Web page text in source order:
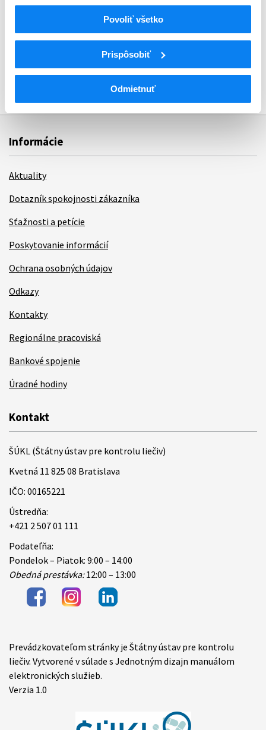
Povoliť všetko
Prispôsobiť
Odmietnuť
Oddelenie distribúcie a lekárenstva
Informácie
Aktuality
Dotazník spokojnosti zákazníka
Sťažnosti a petície
Poskytovanie informácií
Ochrana osobných údajov
Odkazy
Kontakty
Regionálne pracoviská
Bankové spojenie
Úradné hodiny
Kontakt
ŠÚKL (Štátny ústav pre kontrolu liečiv)
Kvetná 11 825 08 Bratislava
IČO: 00165221
Ústredňa:
+421 2 507 01 111
Podateľňa:
Pondelok – Piatok: 9:00 – 14:00
Obedná prestávka:12:00 – 13:00
Items
Prevádzkovateľom stránky je Štátny ústav pre kontrolu
liečiv. Vytvorené v súlade s Jednotným dizajn manuálom
elektronických služieb.
Verzia 1.0